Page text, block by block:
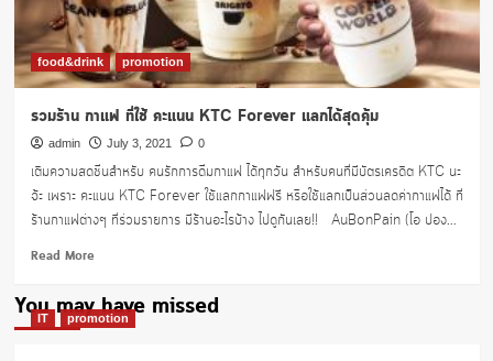
ผ่าน
LINE
MAN
food&drink promotion
รวมร้าน กาแฟ ที่ใช้ คะแนน KTC Forever แลกได้สุดคุ้ม
admin July 3, 2021 0
เติมความสดชื่นสำหรับ คนรักการดื่มกาแฟ ได้ทุกวัน สำหรับคนที่มีบัตรเครดิต KTC นะ
จ้ะ เพราะ คะแนน KTC Forever ใช้แลกกาแฟฟรี หรือใช้แลกเป็นส่วนลดค่ากาแฟได้ ที่
ร้านกาแฟต่างๆ ที่ร่วมรายการ มีร้านอะไรบ้าง ไปดูกันเลย!! AuBonPain (โอ ปอง...
Read MoreRead
about
รวม
You may have missed
IT promotion